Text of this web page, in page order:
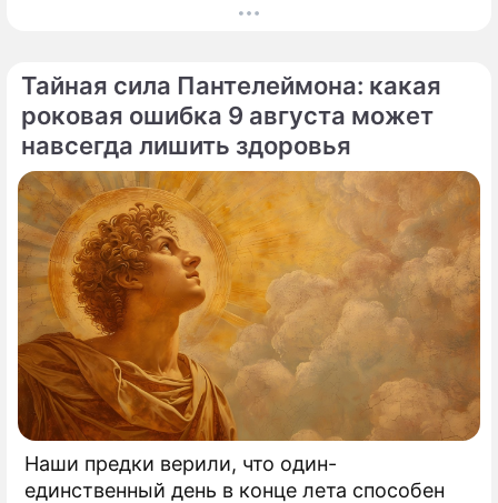
место активному движению, полезным
Тайная сила Пантелеймона: какая
роковая ошибка 9 августа может
навсегда лишить здоровья
Наши предки верили, что один-
единственный день в конце лета способен